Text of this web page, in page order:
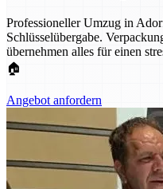
Professioneller Umzug in
Schlüsselübergabe.
übernehmen alles für einen
🏠
Angebot anfordern